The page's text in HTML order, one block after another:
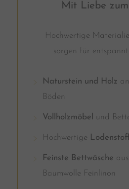
Mit Liebe
Hochwertige
sorgen für
Naturstein und Holz
Böden
Vollholzmöbel und
Hochwertige
Feinste Bettwäsche
Baumwolle Feinlinon